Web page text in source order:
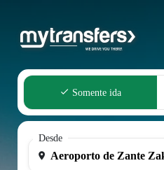
Somente ida
Desde